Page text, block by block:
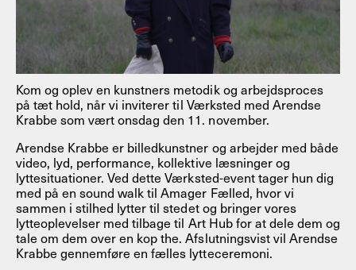
Kom og oplev en kunstners metodik og arbejdsproces
på tæt hold, når vi inviterer til Værksted med Arendse
Krabbe som vært onsdag den 11. november.
Arendse Krabbe er billedkunstner og arbejder med både
video, lyd, performance, kollektive læsninger og
lyttesituationer. Ved dette Værksted-event tager hun dig
med på en sound walk til Amager Fælled, hvor vi
sammen i stilhed lytter til stedet og bringer vores
lytteoplevelser med tilbage til Art Hub for at dele dem og
tale om dem over en kop the. Afslutningsvist vil Arendse
Krabbe gennemføre en fælles lytteceremoni.